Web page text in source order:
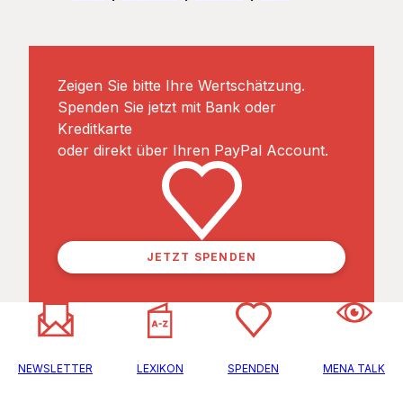
Zeigen Sie bitte Ihre Wertschätzung.
Spenden Sie jetzt mit Bank oder
Kreditkarte
oder direkt über Ihren PayPal Account.
JETZT SPENDEN
NEWSLETTER LEXIKON SPENDEN MENA TALK